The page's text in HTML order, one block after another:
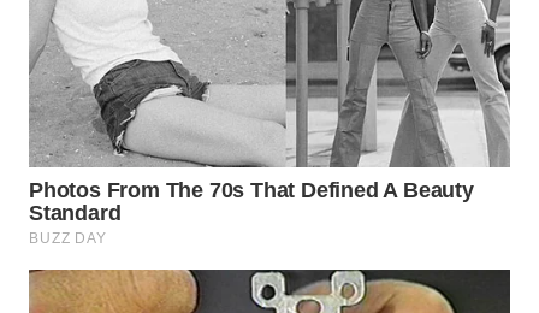
WN
KARAWANG
WN
BEKASI
WN
BOGOR